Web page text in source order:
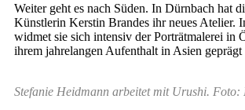
Weiter geht es nach Süden. In Dürnbach hat
Künstlerin Kerstin Brandes ihr neues Atelier.
widmet sie sich intensiv der Porträtmalerei in
ihrem jahrelangen Aufenthalt in Asien geprägt
Stefanie Heidmann arbeitet mit Urushi. Foto: